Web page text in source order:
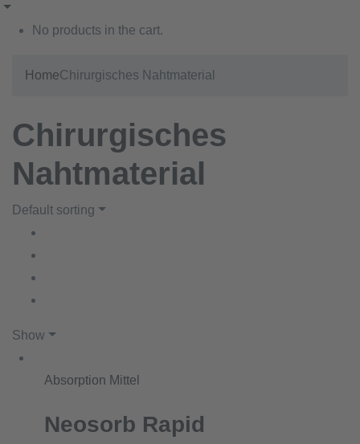
No products in the cart.
HomeChirurgisches Nahtmaterial
Chirurgisches
Nahtmaterial
Default sorting
Show
Absorption Mittel
Neosorb Rapid